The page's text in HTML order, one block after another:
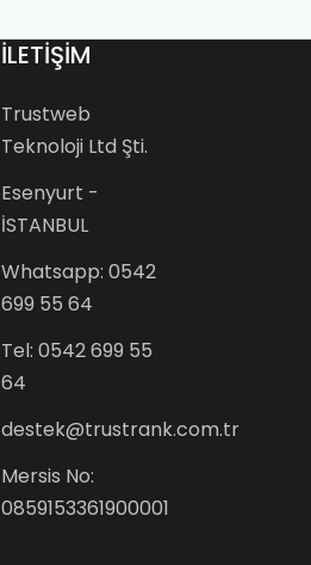
İLETİŞİM
Trustweb
Teknoloji Ltd Şti.
Esenyurt -
İSTANBUL
Whatsapp: 0542
699 55 64
Tel: 0542 699 55
64
destek@trustrank.com.tr
Mersis No:
0859153361900001